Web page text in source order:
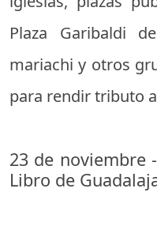
Plaza Garibaldi
mariachi y otros
para rendir tributo
23 de noviembre
Libro de